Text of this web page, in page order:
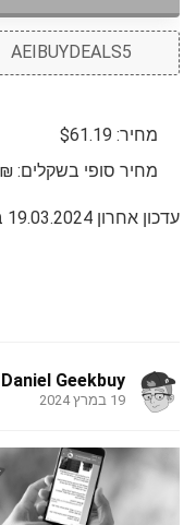
AEIBUYDEALS5
מחיר: $61.19
מחיר סופי בשקלים: 223₪
עדכון אחרון 19.03.2024 בשעה 09:22
Daniel Geekbuy
19 במרץ 2024